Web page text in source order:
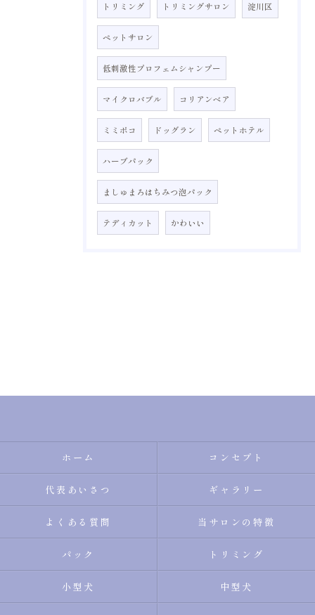
トリミング トリミングサロン 淀川区
ペットサロン
低刺激性プロフェムシャンプー
マイクロバブル コリアンベア
ミミポコ ドッグラン ペットホテル
ハーブパック
ましゅまろはちみつ泡パック
テディカット かわいい
ホーム コンセプト
代表あいさつ ギャラリー
よくある質問 当サロンの特徴
パック トリミング
小型犬 中型犬